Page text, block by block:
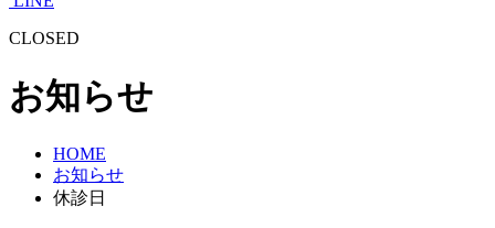
CLOSED
お知らせ
HOME
お知らせ
休診日